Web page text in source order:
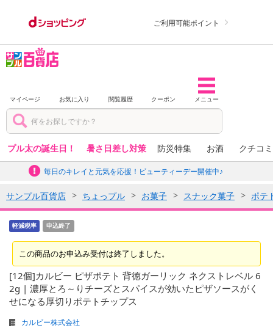
ご利用可能ポイント
マイページ お気に入り 閲覧履歴 クーポン メニュー
プル太の誕生日！ 暑さ日差し対策 防災特集 お酒 クチコ
毎日のキレイと元気を応援！ビューティーデー開催中♪
サンプル百貨店 ちょっプル お菓子 スナック菓子 ポテ
軽減税率 申込終了
この商品のお申込み受付は終了しました。
[12個]カルビー ピザポテト 背徳ガーリック ネクストレベル 6
2g | 濃厚とろ～りチーズとスパイスが効いたピザソースがく
せになる厚切りポテトチップス
カルビー株式会社